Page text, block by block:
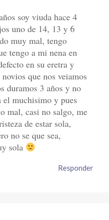
soy viuda hace 4
uno de 14, 13 y 6
muy mal, tengo
tengo a mi nena en
en su eretra y
que nos veiamos
duramos 3 años y no
muchisimo y pues
mal, casi no salgo, me
de estar sola,
no se que sea,
sola
Responder